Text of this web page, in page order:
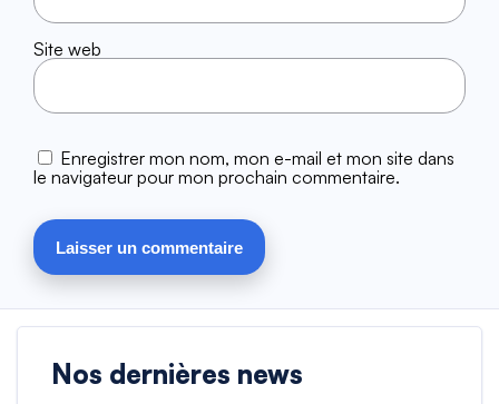
Site web
Enregistrer mon nom, mon e-mail et mon site dans
le navigateur pour mon prochain commentaire.
Nos dernières news